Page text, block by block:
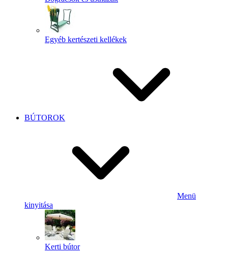
Egyéb kertészeti kellékek
BÚTOROK
Menü
kinyitása
Kerti bútor